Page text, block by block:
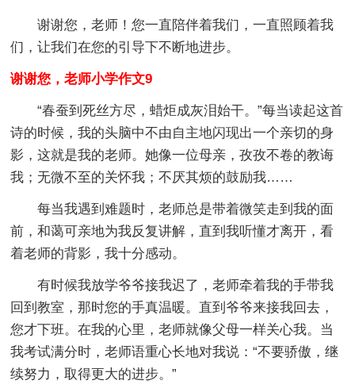
谢谢您，老师！您一直陪伴着我们，一直照顾着我
们，让我们在您的引导下不断地进步。
谢谢您，老师小学作文9
“春蚕到死丝方尽，蜡炬成灰泪始干。”每当读起这首
诗的时候，我的头脑中不由自主地闪现出一个亲切的身
影，这就是我的老师。她像一位母亲，孜孜不卷的教诲
我；无微不至的关怀我；不厌其烦的鼓励我……
每当我遇到难题时，老师总是带着微笑走到我的面
前，和蔼可亲地为我反复讲解，直到我听懂才离开，看
着老师的背影，我十分感动。
有时候我放学爷爷接我迟了，老师牵着我的手带我
回到教室，那时您的手真温暖。直到爷爷来接我回去，
您才下班。在我的心里，老师就像父母一样关心我。当
我考试满分时，老师语重心长地对我说：“不要骄傲，继
续努力，取得更大的进步。”